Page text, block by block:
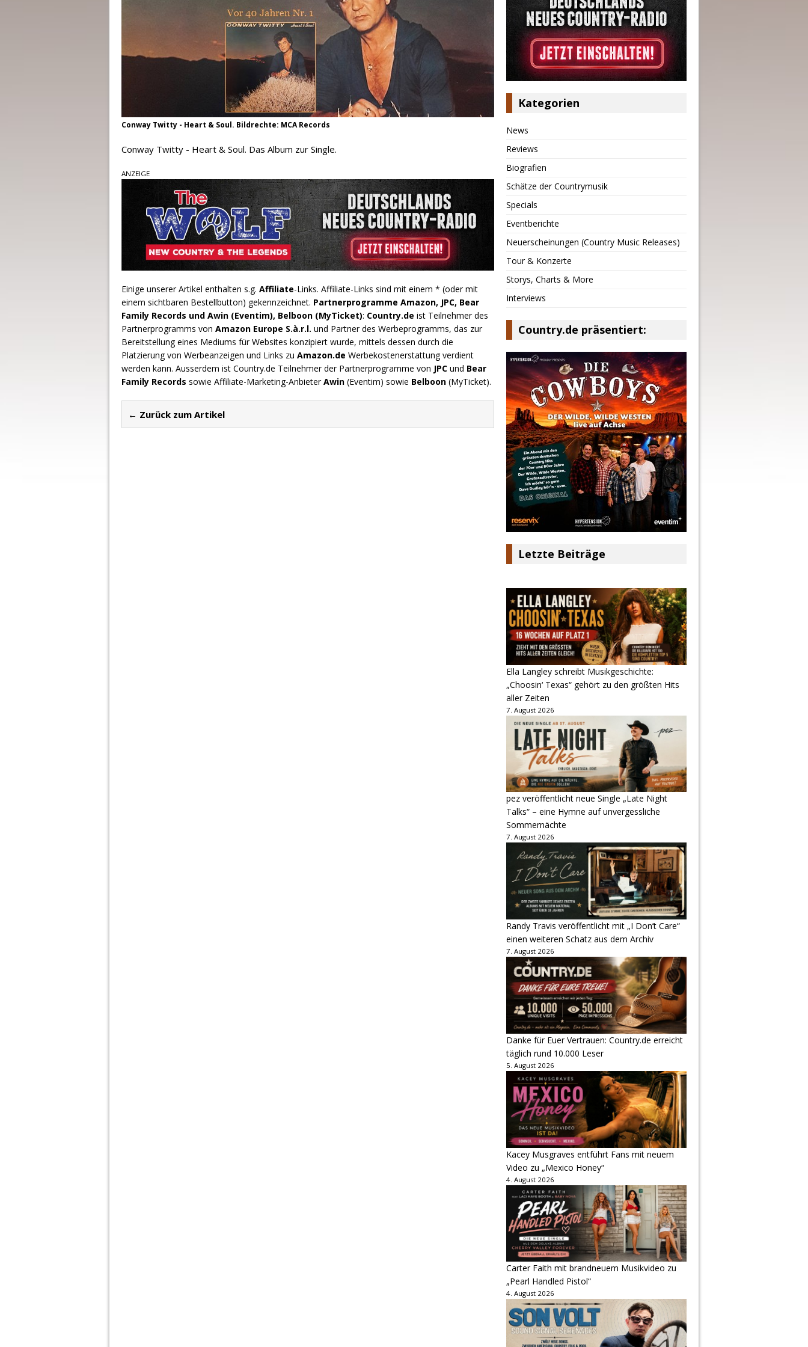
Conway Twitty - Heart & Soul. Bildrechte: MCA Records
Conway Twitty - Heart & Soul. Das Album zur Single.
ANZEIGE
Einige unserer Artikel enthalten s.g. Affiliate-Links. Affiliate-Links sind mit einem * (oder mit
einem sichtbaren Bestellbutton) gekennzeichnet. Partnerprogramme Amazon, JPC, Bear
Family Records und Awin (Eventim), Belboon (MyTicket): Country.de ist Teilnehmer des
Partnerprogramms von Amazon Europe S.à.r.l. und Partner des Werbeprogramms, das zur
Bereitstellung eines Mediums für Websites konzipiert wurde, mittels dessen durch die
Platzierung von Werbeanzeigen und Links zu Amazon.de Werbekostenerstattung verdient
werden kann. Ausserdem ist Country.de Teilnehmer der Partnerprogramme von JPC und Bear
Family Records sowie Affiliate-Marketing-AnbieterAwin (Eventim) sowie Belboon (MyTicket).
← Zurück zum Artikel
Kategorien
News
Reviews
Biografien
Schätze der Countrymusik
Specials
Eventberichte
Neuerscheinungen (Country Music Releases)
Tour & Konzerte
Storys, Charts & More
Interviews
Country.de präsentiert:
Letzte Beiträge
Ella Langley schreibt Musikgeschichte:
„Choosin‘ Texas“ gehört zu den größten Hits
aller Zeiten
7. August 2026
pez veröffentlicht neue Single „Late Night
Talks“ – eine Hymne auf unvergessliche
Sommernächte
7. August 2026
Randy Travis veröffentlicht mit „I Don’t Care“
einen weiteren Schatz aus dem Archiv
7. August 2026
Danke für Euer Vertrauen: Country.de erreicht
täglich rund 10.000 Leser
5. August 2026
Kacey Musgraves entführt Fans mit neuem
Video zu „Mexico Honey“
4. August 2026
Carter Faith mit brandneuem Musikvideo zu
„Pearl Handled Pistol“
4. August 2026